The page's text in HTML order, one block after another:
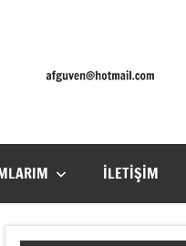
İLETIŞIM